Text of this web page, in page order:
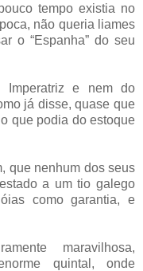
tempo existia no
não queria liames
o “Espanha” do seu
e nem do
já disse, quase que
que podia do estoque
que nenhum dos seus
a um tio galego
como garantia, e
maravilhosa,
quintal, onde